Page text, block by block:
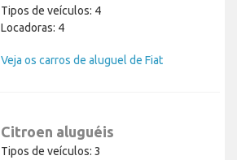
Tipos de veículos: 4
Locadoras: 4
Veja os carros de aluguel de Fiat
Citroen aluguéis
Tipos de veículos: 3